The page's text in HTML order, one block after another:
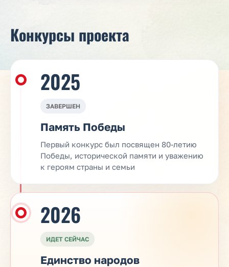
Конкурсы проекта
2025
ЗАВЕРШЕН
Память Победы
Первый конкурс был посвящен 80-летию
Победы, исторической памяти и уважению
к героям страны и семьи
2026
ИДЕТ СЕЙЧАС
Единство народов